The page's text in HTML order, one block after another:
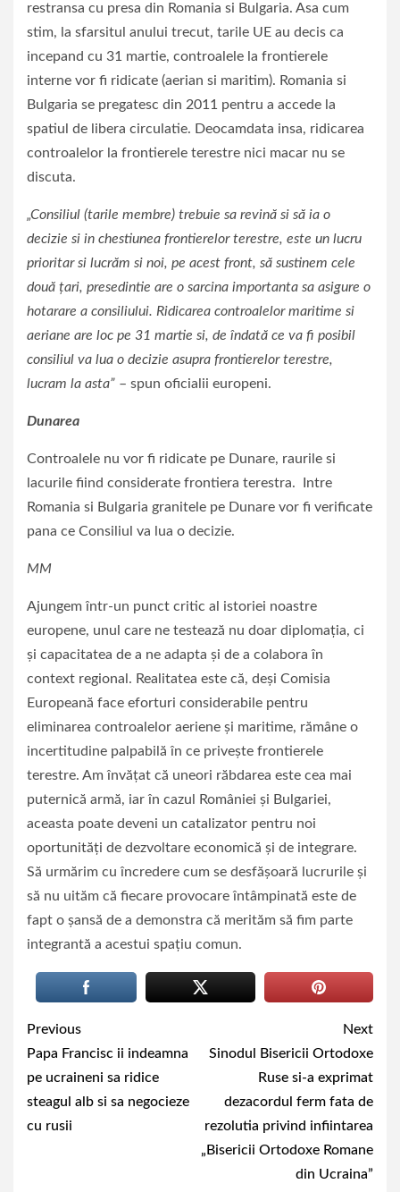
restransa cu presa din Romania si Bulgaria. Asa cum
stim, la sfarsitul anului trecut, tarile UE au decis ca
incepand cu 31 martie, controalele la frontierele
interne vor fi ridicate (aerian si maritim). Romania si
Bulgaria se pregatesc din 2011 pentru a accede la
spatiul de libera circulatie. Deocamdata insa, ridicarea
controalelor la frontierele terestre nici macar nu se
discuta.
„Consiliul (tarile membre) trebuie sa revină si să ia o
decizie si in chestiunea frontierelor terestre, este un lucru
prioritar si lucrăm si noi, pe acest front, să sustinem cele
două țari, presedintie are o sarcina importanta sa asigure o
hotarare a consiliului. Ridicarea controalelor maritime si
aeriane are loc pe 31 martie si, de îndată ce va fi posibil
consiliul va lua o decizie asupra frontierelor terestre,
lucram la asta” – spun oficialii europeni.
Dunarea
Controalele nu vor fi ridicate pe Dunare, raurile si
lacurile fiind considerate frontiera terestra. Intre
Romania si Bulgaria granitele pe Dunare vor fi verificate
pana ce Consiliul va lua o decizie.
MM
Ajungem într-un punct critic al istoriei noastre
europene, unul care ne testează nu doar diplomația, ci
și capacitatea de a ne adapta și de a colabora în
context regional. Realitatea este că, deși Comisia
Europeană face eforturi considerabile pentru
eliminarea controalelor aeriene și maritime, rămâne o
incertitudine palpabilă în ce privește frontierele
terestre. Am învățat că uneori răbdarea este cea mai
puternică armă, iar în cazul României și Bulgariei,
aceasta poate deveni un catalizator pentru noi
oportunități de dezvoltare economică și de integrare.
Să urmărim cu încredere cum se desfășoară lucrurile și
să nu uităm că fiecare provocare întâmpinată este de
fapt o șansă de a demonstra că merităm să fim parte
integrantă a acestui spațiu comun.
Continue
Reading
Previous
Papa Francisc ii indeamna
pe ucraineni sa ridice
steagul alb si sa negocieze
cu rusii
Next
Sinodul Bisericii Ortodoxe
Ruse si-a exprimat
dezacordul ferm fata de
rezolutia privind infiintarea
„Bisericii Ortodoxe Romane
din Ucraina”